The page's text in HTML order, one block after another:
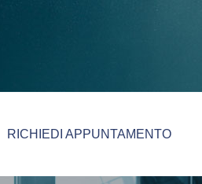
RICHIEDI APPUNTAMENTO